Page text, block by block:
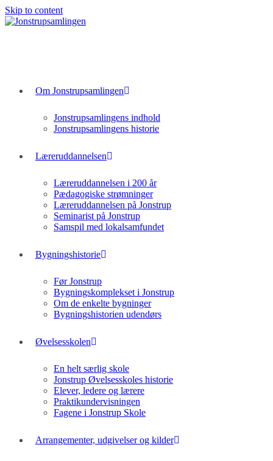
Skip to content
Om Jonstrupsamlingen
Jonstrupsamlingens indhold
Jonstrupsamlingens historie
Læreruddannelsen
Læreruddannelsen i 200 år
Pædagogiske strømninger
Læreruddannelsen på Jonstrup
Seminarist på Jonstrup
Samspil med lokalsamfundet
Bygningshistorie
Før Jonstrup
Bygningskomplekset i Jonstrup
Om de enkelte bygninger
Bygningshistorien udendørs
Øvelsesskolen
En helt særlig skole
Jonstrup Øvelsesskoles historie
Elever, ledere og lærere
Praktikundervisningen
Fagene i Jonstrup Skole
Arrangementer, udgivelser og kilder